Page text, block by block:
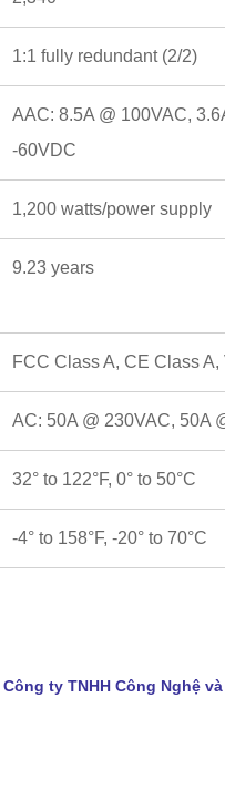
1:1 fully redundant (2/2)
AAC: 8.5A @ 100VAC,
-60VDC
1,200 watts/power supply
9.23 years
FCC Class A, CE Class
AC: 50A @ 230VAC, 50A
32° to 122°F, 0° to 50°C
-4° to 158°F, -20° to 70°C
Công ty TNHH Công Nghệ